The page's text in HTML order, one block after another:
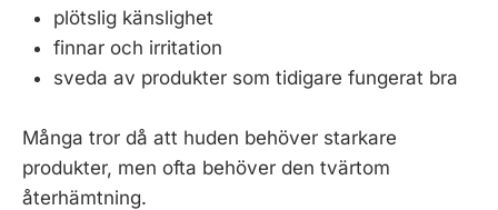
plötslig känslighet
finnar och irritation
sveda av produkter som tidigare fungerat bra
Många tror då att huden behöver starkare
produkter, men ofta behöver den tvärtom
återhämtning.